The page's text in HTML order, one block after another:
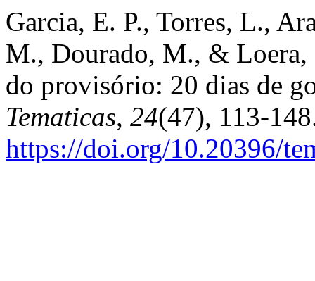
Garcia, E. P., Torres, L.,
M., Dourado, M., &
do provisório: 20 dias de
Tematicas, 24(47), 113-
https://doi.org/10.20396/